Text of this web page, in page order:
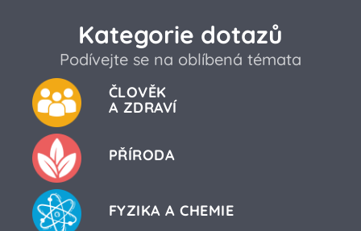
Kategorie dotazů
Podívejte se na oblíbená témata
ČLOVĚK
A ZDRAVÍ
PŘÍRODA
FYZIKA A CHEMIE